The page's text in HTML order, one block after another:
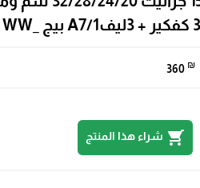
360 ₪
shopping_cart شراء هذا المنتج